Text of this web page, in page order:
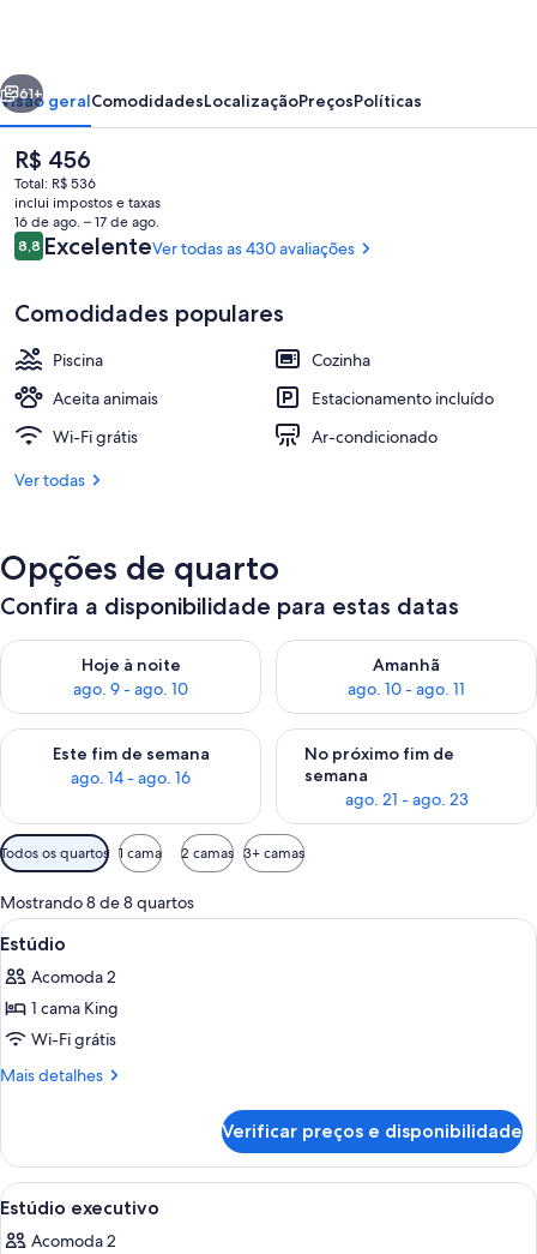
Área de estar no saguão
Próximo
61+
Visão geralComodidadesLocalizaçãoPreçosPolíticas
O
preço
atual
é
R$ 456
R$ 456
Total: R$ 536
inclui impostos e taxas
16 de ago. – 17 de ago.
Avaliações
8,88,8 de 10
ExcelenteVer todas as 430 avaliações
Comodidades populares
Piscina
Cozinha
Aceita animais
Estacionamento incluído
Wi-Fi grátis
Ar-condicionado
Ver todas
Opções de quarto
Confira a disponibilidade para estas datas
Hoje à noite
ago. 9 - ago. 10
Verifica a disponibilidade para esta noite, ago. 9 - ago. 10
Amanhã
ago. 10 - ago. 11
Verifica a disponibilidade
Este fim de semana
ago. 14 - ago. 16
Verifica a disponibilidade para este fim de semana, ago. 14 -
No próximo fim de
semana
ago. 21 - ago. 23
Verifica a disponibilidade
Filtros
disponíveis
para
os
quartos
Todos os quartos 1 cama 2 camas 3+ camas
Mostrando 8 de 8 quartos
Carrega
todas
as
fotos
de
Estúdio
Quarto de hotel com uma cama
5
Estúdio
Acomoda 2
1 cama King
Wi-Fi grátis
Mais detalhes
Mais
Verificar preços e disponibilidade
Carrega
todas
Quarto de hotel com uma cama
5
Estúdio executivo
Acomoda 2